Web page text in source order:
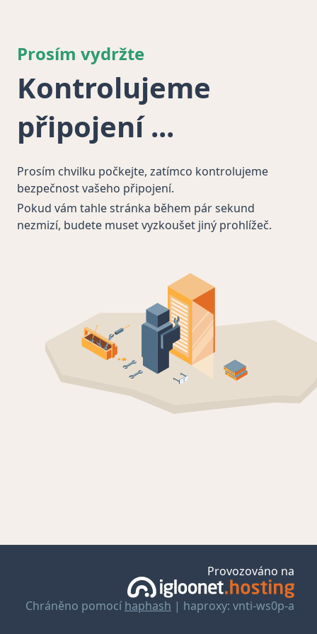
Prosím vydržte
Kontrolujeme
připojení
Prosím chvilku počkejte, zatímco kontrolujeme
bezpečnost vašeho připojení.
Pokud vám tahle stránka během pár sekund
nezmizí, budete muset vyzkoušet jiný prohlížeč.
Provozováno na
Chráněno pomocí haphash | haproxy: vnti-ws0p-a